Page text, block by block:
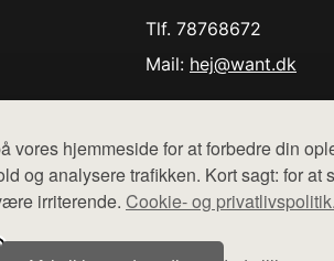
vores hjemmeside for at forbedre din
og analysere trafikken. Kort sagt: for at
irriterende. Cookie- og privatlivspolitik.
Tlf. 78768672
Mail: hej@want.dk
sælges ikke varer fra denne side - vi